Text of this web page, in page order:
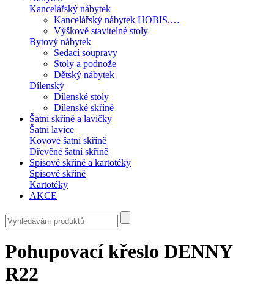
Kancelářský nábytek
Kancelářský nábytek HOBIS,…
Výškově stavitelné stoly
Bytový nábytek
Sedací soupravy
Stoly a podnože
Dětský nábytek
Dílenský
Dílenské stoly
Dílenské skříně
Šatní skříně a lavičky
Šatní lavice
Kovové šatní skříně
Dřevěné šatní skříně
Spisové skříně a kartotéky
Spisové skříně
Kartotéky
AKCE
Pohupovací křeslo DENNY
R22